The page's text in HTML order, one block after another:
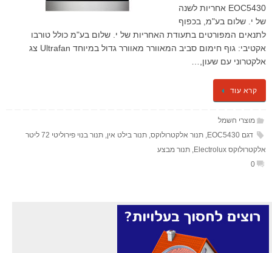
EOC5430 אחריות לשנה
של י. שלום בע"מ, בכפוף
לתנאים המפורטים בתעודת האחריות של י. שלום בע"מ כולל טורבו
אקטיבי: גוף חימום סביב המאוורר מאוורר גדול במיוחד Ultrafan צג
אלקטרוני עם שעון,…
קרא עוד
מוצרי חשמל
דגם EOC5430
תנור אלקטרולוקס, תנור בילט אין
​תנור בנוי פירוליטי 72 ליטר
אלקטרולוקס Electrolux
תנור מבצע
0